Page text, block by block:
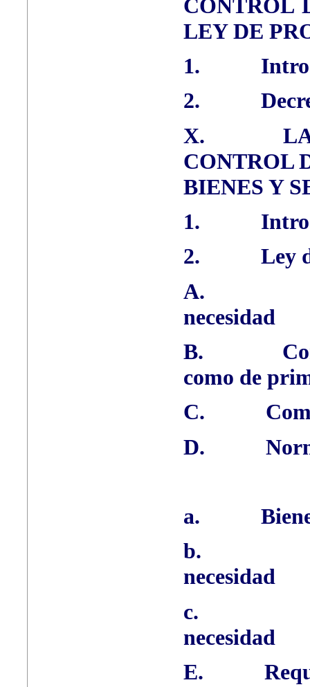
CONTROL
LEY DE
1.
2.
X.
CONTROL
BIENES Y
1.
2.
Ley
A.
necesidad
B.
como de
C.
D.
a.
b.
necesidad
c.
necesidad
E.